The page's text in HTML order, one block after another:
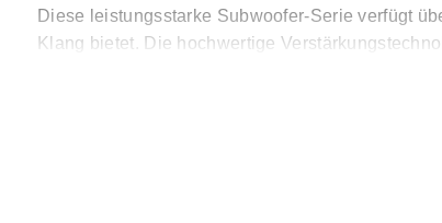
Diese leistungsstarke Subwoofer-Serie verfügt
Klang bietet. Die hochwertige